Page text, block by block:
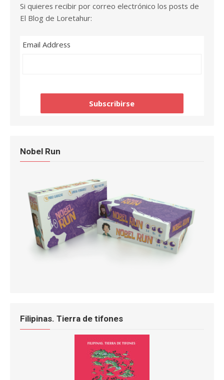
Si quieres recibir por correo electrónico los posts de
El Blog de Loretahur:
Email Address
Nobel Run
Filipinas. Tierra de tifones